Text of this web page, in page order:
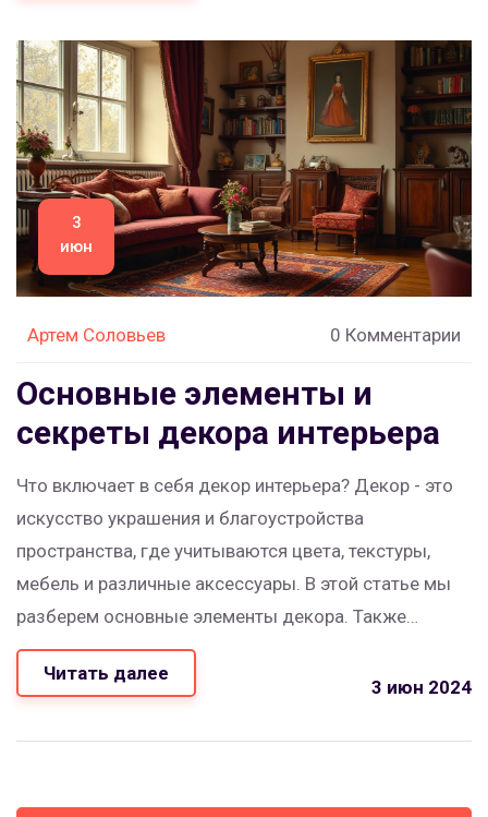
дизайна интерьера.
3
июн
Артем Соловьев 0 Комментарии
Основные элементы и
секреты декора интерьера
Что включает в себя декор интерьера? Декор - это
искусство украшения и благоустройства
пространства, где учитываются цвета, текстуры,
мебель и различные аксессуары. В этой статье мы
разберем основные элементы декора. Также
предоставим полезные советы и интересные факты
о том, как сделать ваш дом уютнее и красивее.
Читать далее
3 июн 2024